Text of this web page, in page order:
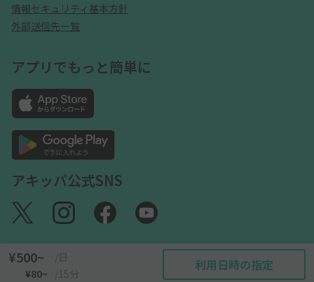
¥500~
/日
¥80~
/15分
利用日時の指定
情報セキュリティ基本方針
外部送信先一覧
アプリでもっと簡単に
アキッパ公式SNS
©akippa Inc. All Rights Reserved.